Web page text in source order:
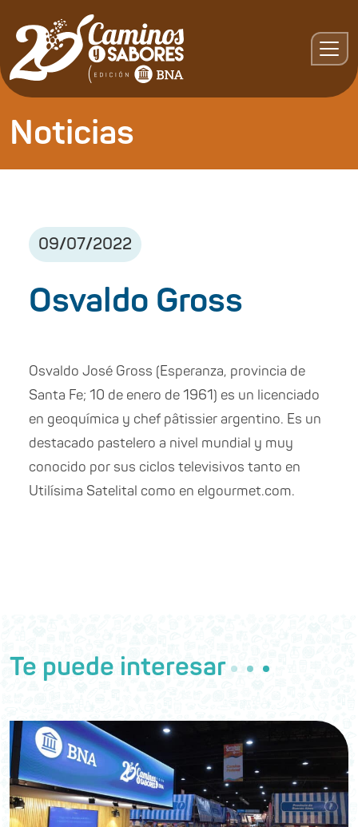
Noticias
09/07/2022
Osvaldo Gross
Osvaldo José Gross (Esperanza, provincia de
Santa Fe; 10 de enero de 1961) es un licenciado
en geoquímica y chef pâtissier argentino. Es un
destacado pastelero a nivel mundial y muy
conocido por sus ciclos televisivos tanto en
Utilísima Satelital como en elgourmet.com.
Te puede interesar